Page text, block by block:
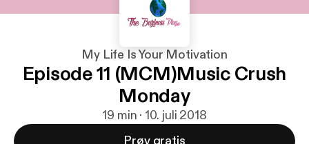
My Life Is Your Motivation
Episode 11 (MCM)Music Crush
Monday
19 min · 10. juli 2018